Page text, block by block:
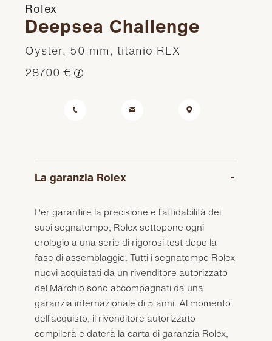
Rolex
Deepsea Challenge
Oyster, 50 mm, titanio RLX
28700 €
La garanzia Rolex
Per garantire la precisione e l’affidabilità dei
suoi segnatempo, Rolex sottopone ogni
orologio a una serie di rigorosi test dopo la
fase di assemblaggio. Tutti i segnatempo Rolex
nuovi acquistati da un rivenditore autorizzato
del Marchio sono accompagnati da una
garanzia internazionale di 5 anni. Al momento
dell’acquisto, il rivenditore autorizzato
compilerà e daterà la carta di garanzia Rolex,